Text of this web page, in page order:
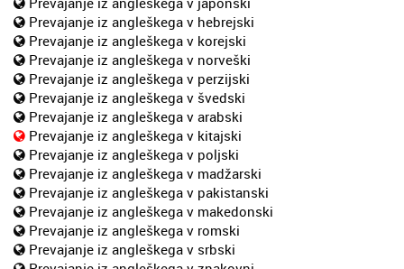
Prevajanje iz angleškega v hebrejski
Prevajanje iz angleškega v korejski
Prevajanje iz angleškega v norveški
Prevajanje iz angleškega v perzijski
Prevajanje iz angleškega v švedski
Prevajanje iz angleškega v arabski
Prevajanje iz angleškega v kitajski
Prevajanje iz angleškega v poljski
Prevajanje iz angleškega v madžarski
Prevajanje iz angleškega v pakistanski
Prevajanje iz angleškega v makedonski
Prevajanje iz angleškega v romski
Prevajanje iz angleškega v srbski